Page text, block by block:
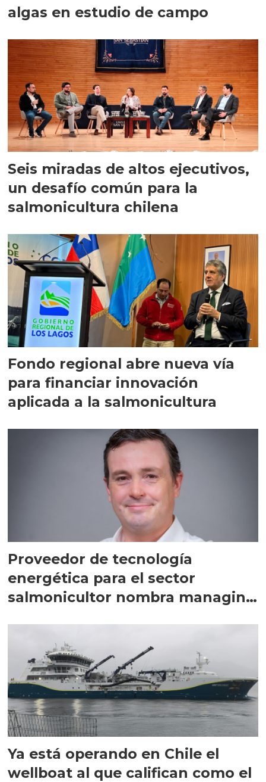
algas en estudio de campo
Seis miradas de altos ejecutivos,
un desafío común para la
salmonicultura chilena
Fondo regional abre nueva vía
para financiar innovación
aplicada a la salmonicultura
Proveedor de tecnología
energética para el sector
salmonicultor nombra managing
Ya está operando en Chile el
wellboat al que califican como el